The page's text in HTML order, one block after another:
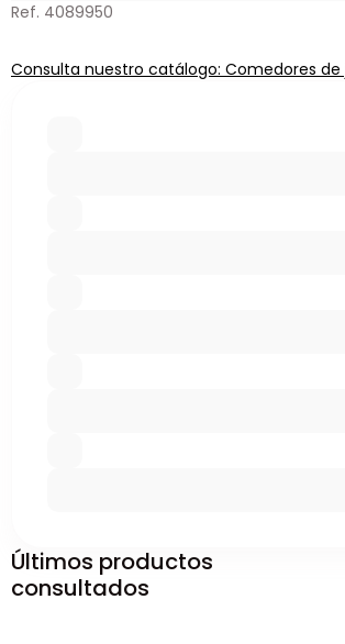
Ref. 4089950
Consulta nuestro catálogo: Comedores de
Últimos productos
consultados